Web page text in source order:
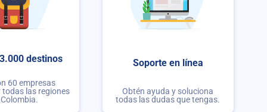
destinos
60 empresas
todas las regiones
Soporte en línea
Obtén ayuda y soluciona
todas las dudas que tengas.